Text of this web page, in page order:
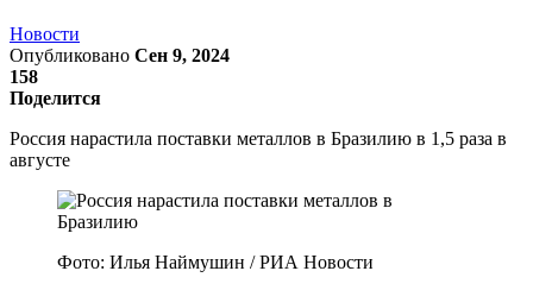
Новости
Опубликовано Сен 9, 2024
158
Поделится
Россия нарастила поставки металлов в Бразилию в 1,5 раза в
августе
Фото: Илья Наймушин / РИА Новости